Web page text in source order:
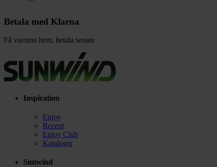
Betala med Klarna
Få varorna hem, betala senare
Inspiration
Enjoy
Recept
Enjoy Club
Kataloger
Sunwind